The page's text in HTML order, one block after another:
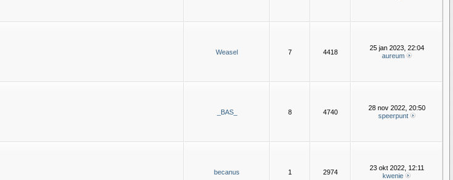
Weasel 7 4418
25 jan 2023, 22:04
aureum
_BAS_ 8 4740
28 nov 2022, 20:50
speerpunt
becanus 1 2974
23 okt 2022, 12:11
kwenie